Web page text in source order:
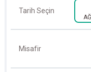
Tarih Seçin
Misafir